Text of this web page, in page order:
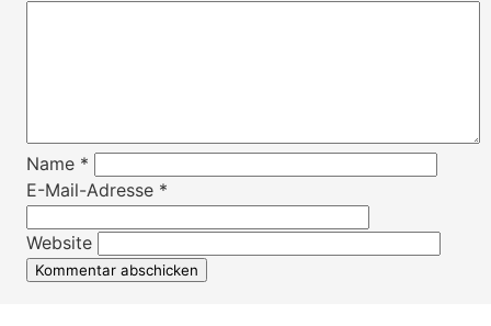
Name *
E-Mail-Adresse *
Website